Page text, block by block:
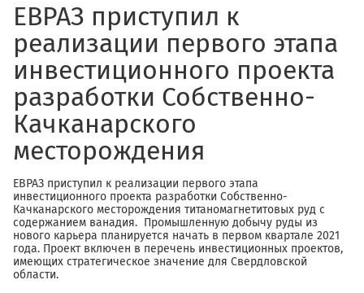
ЕВРАЗ приступил к
реализации первого этапа
инвестиционного проекта
разработки Собственно-
Качканарского
месторождения
ЕВРАЗ приступил к реализации первого этапа
инвестиционного проекта разработки Собственно-
Качканарского месторождения титаномагнетитовых руд с
содержанием ванадия. Промышленную добычу руды из
нового карьера планируется начать в первом квартале 2021
года. Проект включен в перечень инвестиционных проектов,
имеющих стратегическое значение для Свердловской
области.